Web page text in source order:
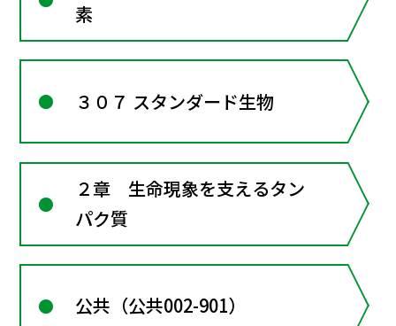
素
３０７ スタンダード生物
２章 生命現象を支えるタン
パク質
公共（公共002-901）